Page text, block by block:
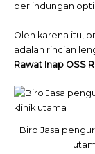
perlindungan
Oleh karena itu,
adalah rincian
Rawat Inap OSS
Biro Jasa